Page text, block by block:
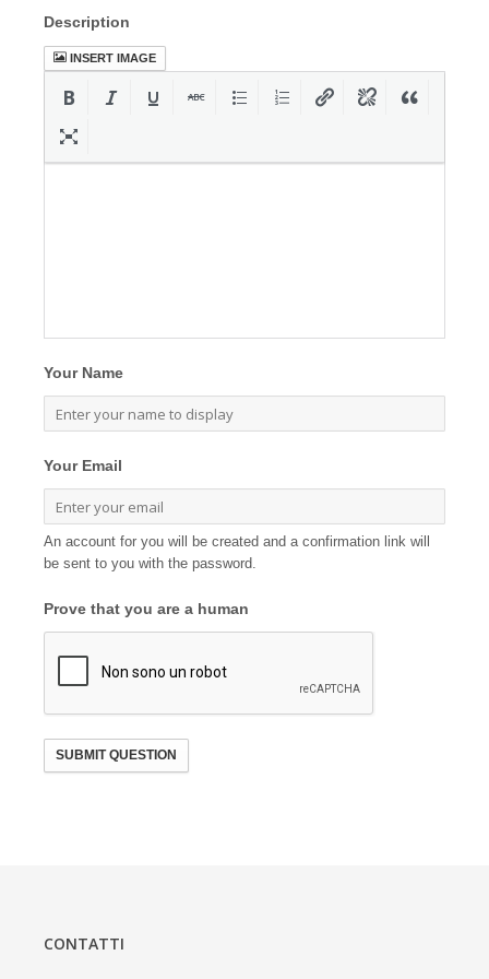
Description
INSERT IMAGE
Your Name
Your Email
An account for you will be created and a confirmation link will
be sent to you with the password.
Prove that you are a human
SUBMIT QUESTION
CONTATTI